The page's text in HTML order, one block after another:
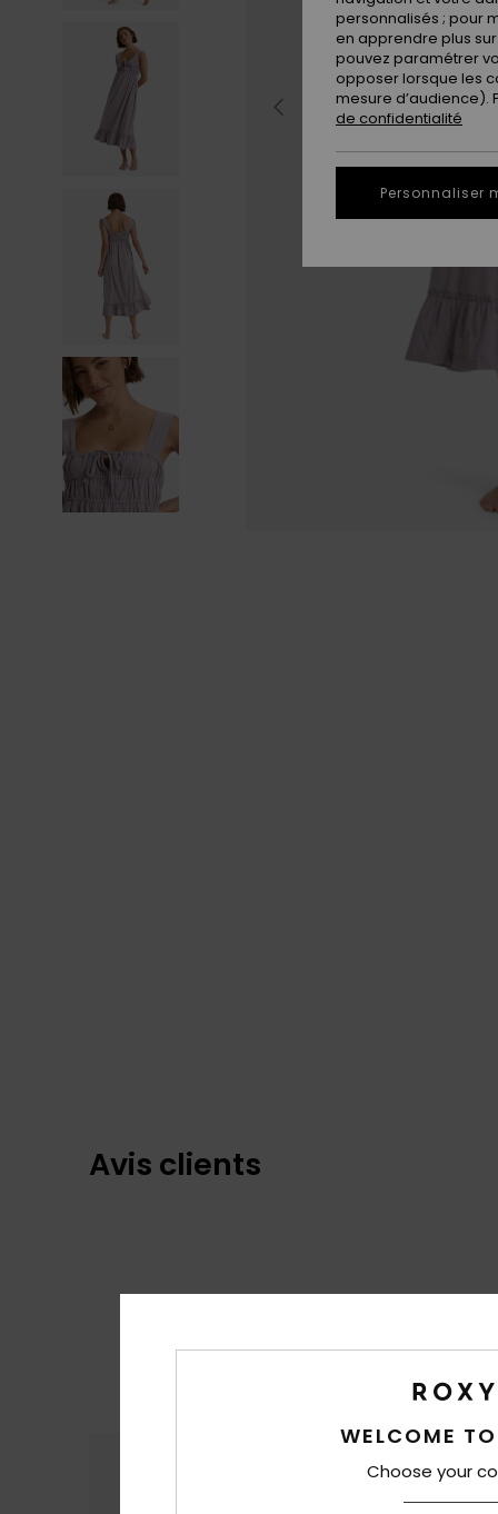
Avis clients
WELCOME
Choose your
personnalisés ; pour
en apprendre plus
pouvez paramétrer
opposer lorsque les
mesure d’audience).
de confidentialité
Personnaliser